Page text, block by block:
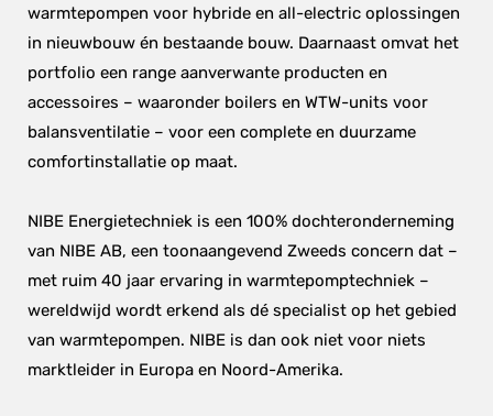
warmtepompen voor hybride en all-electric oplossingen
in nieuwbouw én bestaande bouw. Daarnaast omvat het
portfolio een range aanverwante producten en
accessoires – waaronder boilers en WTW-units voor
balansventilatie – voor een complete en duurzame
comfortinstallatie op maat.
NIBE Energietechniek is een 100% dochteronderneming
van NIBE AB, een toonaangevend Zweeds concern dat –
met ruim 40 jaar ervaring in warmtepomptechniek –
wereldwijd wordt erkend als dé specialist op het gebied
van warmtepompen. NIBE is dan ook niet voor niets
marktleider in Europa en Noord-Amerika.